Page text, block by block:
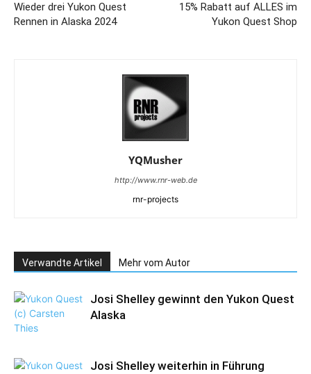
Wieder drei Yukon Quest
Rennen in Alaska 2024
15% Rabatt auf ALLES im
Yukon Quest Shop
YQMusher
http://www.rnr-web.de
rnr-projects
Verwandte Artikel Mehr vom Autor
Josi Shelley gewinnt den Yukon Quest
Alaska
Josi Shelley weiterhin in Führung